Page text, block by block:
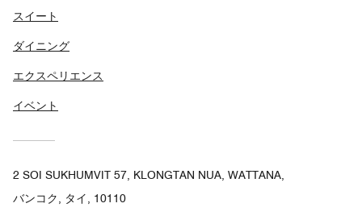
スイート
ダイニング
エクスペリエンス
イベント
2 SOI SUKHUMVIT 57, KLONGTAN NUA, WATTANA,
バンコク, タイ, 10110